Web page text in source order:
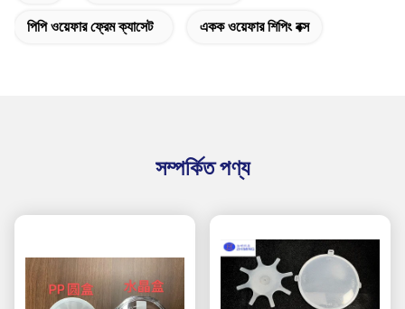
পিপি ওয়েফার ফ্রেম ক্যাসেট
একক ওয়েফার শিপিং বক্স
সম্পর্কিত পণ্য